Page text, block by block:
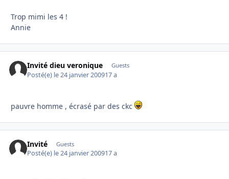
Trop mimi les 4 !
Annie
Invité dieu veronique Guests
Posté(e) le 24 janvier 200917 a
pauvre homme , écrasé par des ckc
Invité Guests
Posté(e) le 24 janvier 200917 a